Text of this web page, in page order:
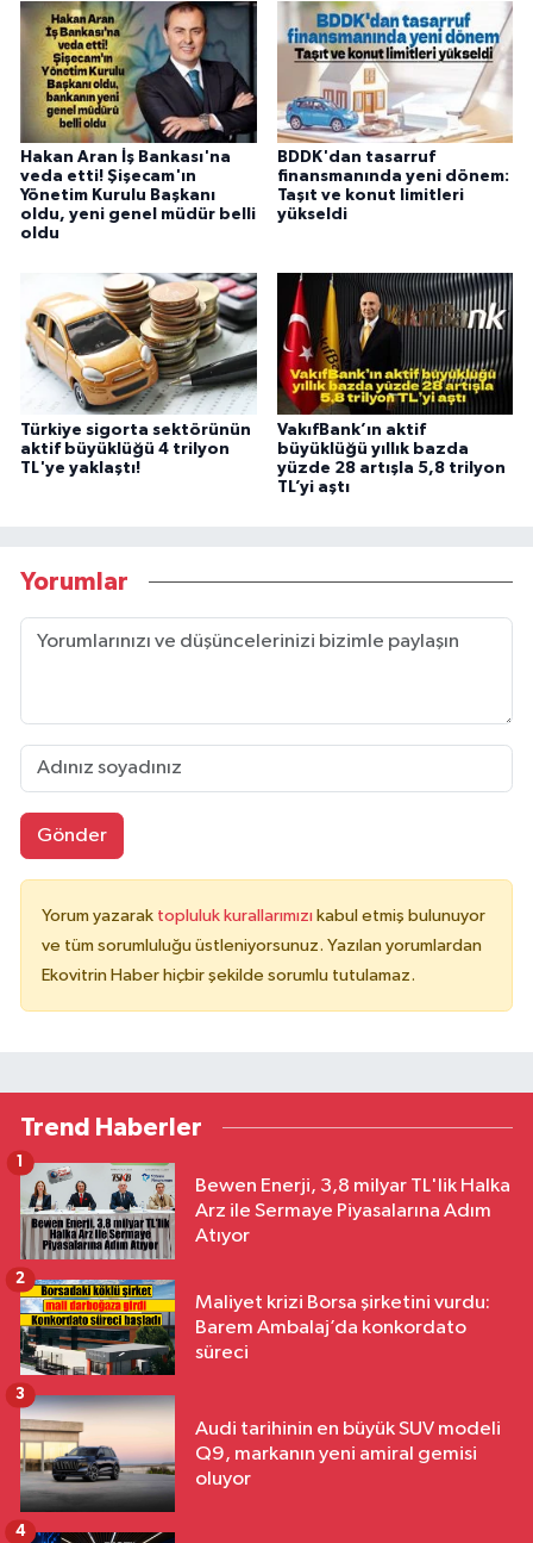
Hakan Aran İş Bankası'na
veda etti! Şişecam'ın
Yönetim Kurulu Başkanı
oldu, yeni genel müdür belli
oldu
BDDK'dan tasarruf
finansmanında yeni dönem:
Taşıt ve konut limitleri
yükseldi
Türkiye sigorta sektörünün
aktif büyüklüğü 4 trilyon
TL'ye yaklaştı!
VakıfBank’ın aktif
büyüklüğü yıllık bazda
yüzde 28 artışla 5,8 trilyon
TL’yi aştı
Yorumlar
Gönder
Yorum yazarak topluluk kurallarımızı kabul etmiş bulunuyor
ve tüm sorumluluğu üstleniyorsunuz. Yazılan yorumlardan
Ekovitrin Haber hiçbir şekilde sorumlu tutulamaz.
Trend Haberler
Bewen Enerji, 3,8 milyar TL'lik Halka
Arz ile Sermaye Piyasalarına Adım
Atıyor
Maliyet krizi Borsa şirketini vurdu:
Barem Ambalaj’da konkordato
süreci
2
Audi tarihinin en büyük SUV modeli
Q9, markanın yeni amiral gemisi
oluyor
3
4